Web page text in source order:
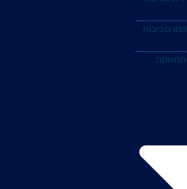
סביבות